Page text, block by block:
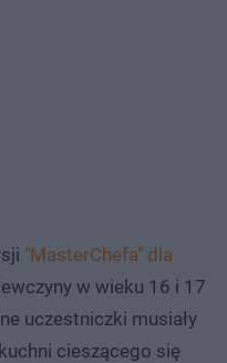
"MasterChefa" dla
w wieku 16 i 17
uczestniczki musiały
cieszącego się